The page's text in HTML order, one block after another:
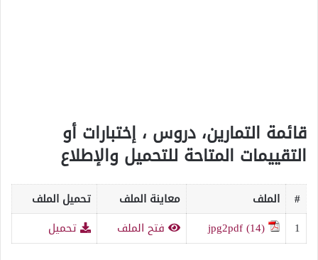
قائمة التمارين، دروس ، إختبارات أو
التقييمات المتاحة للتحميل والإطلاع
# الملف معاينة الملف
تحميل الملف
1
jpg2pdf (14) فتح الملف تحميل